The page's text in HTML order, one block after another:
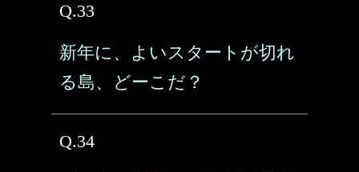
Q.33
新年に、よいスタートが切れ
る島、どーこだ？
Q.34